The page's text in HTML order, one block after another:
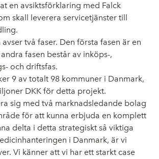
en avsiktsförklaring med Falck
skall leverera servicetjänster till
två faser. Den första fasen är en
fasen består av inköps-,
och driftsfas.
9 av totalt 98 kommuner i Danmark,
DKK för detta projekt.
sig med två marknadsledande bolag
för att kunna erbjuda en komplett
delta i detta strategiskt så viktiga
i Danmark, är vi
Vi känner att vi har ett starkt case